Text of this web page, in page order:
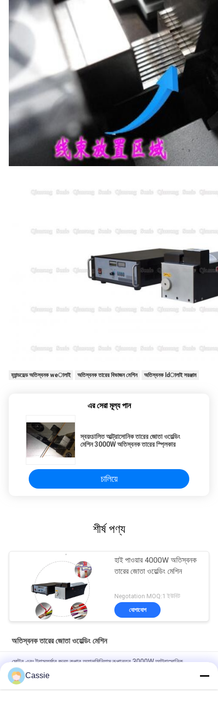
হ্যান্ডহেল্ড অতিস্বনক weালাই অতিস্বনক তারের বিভাজন মেশিন অতিস্বনক ldালাই সরঞ্জাম
এর সেরা মূল্য পান
স্বয়ংচালিত আল্ট্রাসোনিক তারের জোতা ওয়েল্ডিং
মেশিন 3000W অতিস্বনক তারের স্প্লিকার
চালিয়ে
শীর্ষ পণ্য
হাই পাওয়ার 4000W অতিস্বনক
তারের জোতা ওয়েল্ডিং মেশিন
Negotation MOQ:1 ইউনিট
যোগাযোগ
অতিস্বনক তারের জোতা ওয়েল্ডিং মেশিন
মোটর এবং ট্রান্সফর্মার জন্য কপার অ্যালুমিনিয়াম রূপান্তর 3000W আল্ট্রাসোনিক
eldালাই
ঝালাই তামা তারের বৈদ্যুতিক সংযোগ প্রক্রিয়া জন্য 20Khz অতিস্বনক তারের জোতা
Cassie